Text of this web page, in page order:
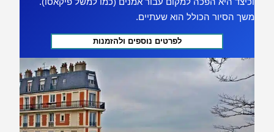
משך הסיור הכולל הוא שעתיים.
לפרטים נוספים ולהזמנות